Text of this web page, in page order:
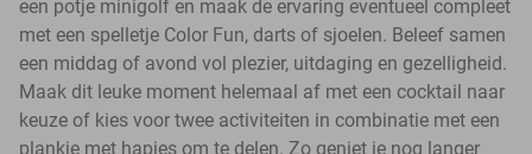
een potje minigolf en maak de ervaring eventueel compleet
met een spelletje Color Fun, darts of sjoelen. Beleef samen
een middag of avond vol plezier, uitdaging en gezelligheid.
Maak dit leuke moment helemaal af met een cocktail naar
keuze of kies voor twee activiteiten in combinatie met een
plankje met hapjes om te delen. Zo geniet je nog langer